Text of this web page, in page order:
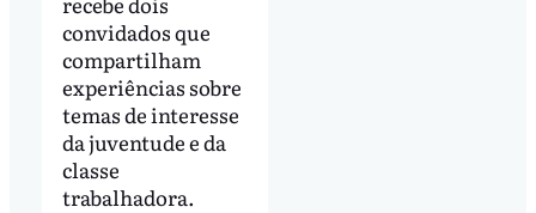
convidados que
compartilham
experiências sobre
temas de interesse
da juventude e da
classe
trabalhadora.